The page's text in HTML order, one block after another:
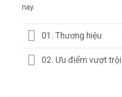
nay.
01. Thương hiệu
02. Ưu điểm vượt trội